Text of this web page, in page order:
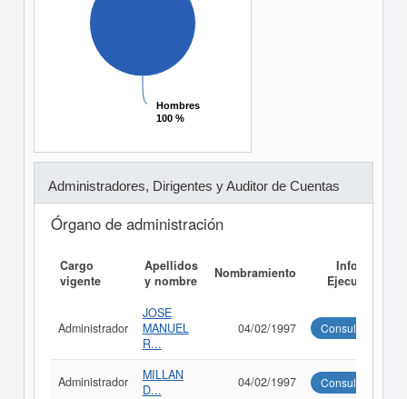
Hombres
100 %
Hombres
100 %
Administradores, Dirigentes y Auditor de Cuentas
Órgano de administración
Cargo
vigente
Apellidos
y nombre
Nombramiento
Informe
Ejecutivo
Administrador
JOSE
MANUEL
R...
04/02/1997 Consultar
Administrador
MILLAN
D...
04/02/1997 Consultar